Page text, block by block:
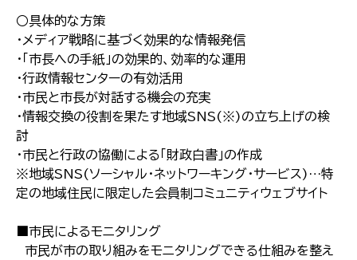
○具体的な方策
・メディア戦略に基づく効果的な情報発信
・「市長への手紙」の効果的、効率的な運用
・行政情報センターの有効活用
・市民と市長が対話する機会の充実
・情報交換の役割を果たす地域SNS(※)の立ち上げの検
討
・市民と行政の協働による｢財政白書｣の作成
※地域SNS(ソーシャル・ネットワーキング・サービス)…特
定の地域住民に限定した会員制コミュニティウェブサイト
■市民によるモニタリング
市民が市の取り組みをモニタリングできる仕組みを整え